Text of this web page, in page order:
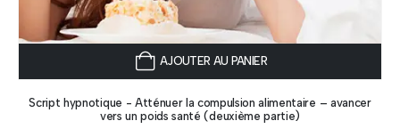
AJOUTER AU PANIER
Script hypnotique - Atténuer la compulsion alimentaire – avancer
vers un poids santé (deuxième partie)